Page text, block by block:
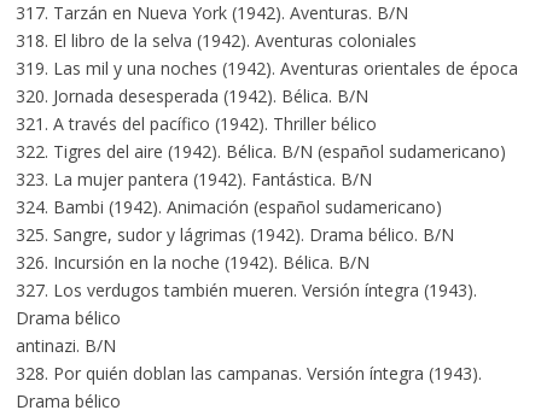
317. Tarzán en Nueva York (1942). Aventuras. B/N
318. El libro de la selva (1942). Aventuras coloniales
319. Las mil y una noches (1942). Aventuras orientales de época
320. Jornada desesperada (1942). Bélica. B/N
321. A través del pacífico (1942). Thriller bélico
322. Tigres del aire (1942). Bélica. B/N (español sudamericano)
323. La mujer pantera (1942). Fantástica. B/N
324. Bambi (1942). Animación (español sudamericano)
325. Sangre, sudor y lágrimas (1942). Drama bélico. B/N
326. Incursión en la noche (1942). Bélica. B/N
327. Los verdugos también mueren. Versión íntegra (1943).
Drama bélico
antinazi. B/N
328. Por quién doblan las campanas. Versión íntegra (1943).
Drama bélico